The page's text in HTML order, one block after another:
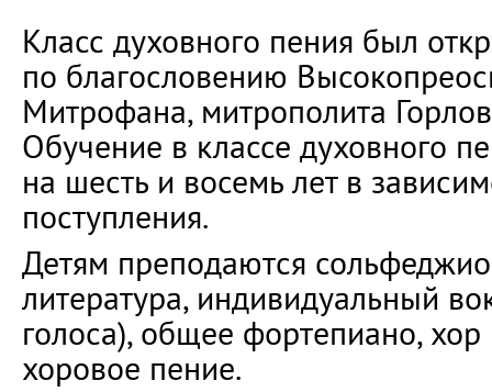
Класс духовного пения был
по благословению
Митрофана, митрополита
Обучение в классе духовного
на шесть и восемь лет в
поступления.
Детям преподаются
литература, индивидуальный
голоса), общее фортепиано,
хоровое пение.